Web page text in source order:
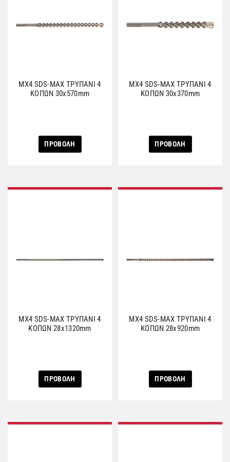
MX4 SDS-MAX ΤΡΥΠΑΝΙ 4
ΚΟΠΩΝ 30x570mm
ΠΡΟΒΟΛΗ
MX4 SDS-MAX ΤΡΥΠΑΝΙ 4
ΚΟΠΩΝ 30x370mm
ΠΡΟΒΟΛΗ
MX4 SDS-MAX ΤΡΥΠΑΝΙ 4
ΚΟΠΩΝ 28x1320mm
ΠΡΟΒΟΛΗ
MX4 SDS-MAX ΤΡΥΠΑΝΙ 4
ΚΟΠΩΝ 28x920mm
ΠΡΟΒΟΛΗ